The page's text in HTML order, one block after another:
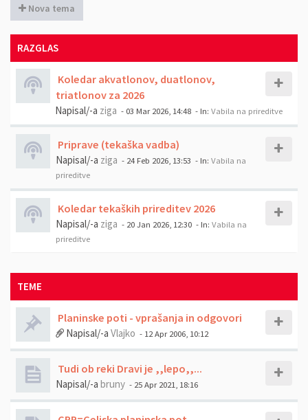
Nova tema
RAZGLAS
Koledar akvatlonov, duatlonov,
triatlonov za 2026
Napisal/-a ziga - 03 Mar 2026, 14:48 - In: Vabila na prireditve
Priprave (tekaška vadba)
Napisal/-a ziga - 24 Feb 2026, 13:53 - In: Vabila na
prireditve
Koledar tekaških prireditev 2026
Napisal/-a ziga - 20 Jan 2026, 12:30 - In: Vabila na
prireditve
TEME
Planinske poti - vprašanja in odgovori
Napisal/-a Vlajko - 12 Apr 2006, 10:12
Tudi ob reki Dravi je ,,lepo,,...
Napisal/-a bruny - 25 Apr 2021, 18:16